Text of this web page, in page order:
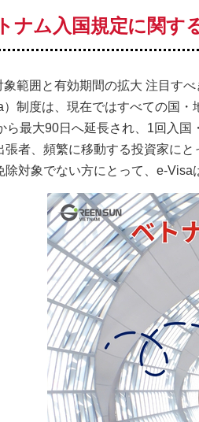
ナム入国規定に関す
象範囲と有効期間の拡大 注目す
制度は、現在ではすべての国
ら最大90日へ延長され、1回入
張者、頻繁に移動する投資家に
除対象でない方にとって、e-Visa